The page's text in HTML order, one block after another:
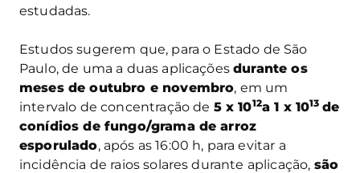
estudadas.
Estudos sugerem que, para o Estado de São
Paulo, de uma a duas aplicaçõesdurante os
meses de outubro e novembro, em um
intervalo de concentração de 5 x 1012a 1 x 1013 de
conídios de fungo/grama de arroz
esporulado, após as 16:00 h, para evitar a
incidência de raios solares durante aplicação, são